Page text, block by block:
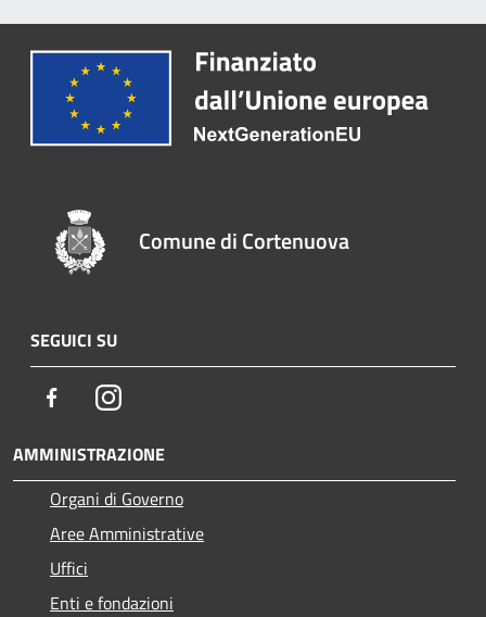
Comune di Cortenuova
SEGUICI SU
FacebookInstagram
AMMINISTRAZIONE
Organi di Governo
Aree Amministrative
Uffici
Enti e fondazioni